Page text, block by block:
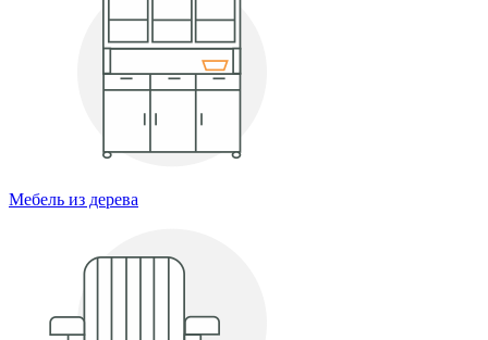
Мебель из дерева